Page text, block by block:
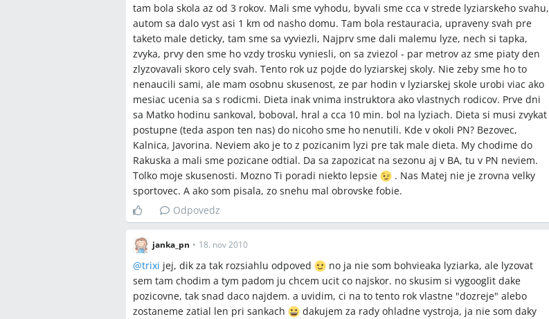
tam bola skola az od 3 rokov. Mali sme vyhodu, byvali sme cca v strede lyziarskeho svahu,
autom sa dalo vyst asi 1 km od nasho domu. Tam bola restauracia, upraveny svah pre
taketo male deticky, tam sme sa vyviezli, Najprv sme dali malemu lyze, nech si tapka,
zvyka, prvy den sme ho vzdy trosku vyniesli, on sa zviezol - par metrov az sme piaty den
zlyzovavali skoro cely svah. Tento rok uz pojde do lyziarskej skoly. Nie zeby sme ho to
nenaucili sami, ale mam osobnu skusenost, ze par hodin v lyziarskej skole urobi viac ako
mesiac ucenia sa s rodicmi. Dieta inak vnima instruktora ako vlastnych rodicov. Prve dni
sa Matko hodinu sankoval, boboval, hral a cca 10 min. bol na lyziach. Dieta si musi zvykat
postupne (teda aspon ten nas) do nicoho sme ho nenutili. Kde v okoli PN? Bezovec,
Kalnica, Javorina. Neviem ako je to z pozicanim lyzi pre tak male dieta. My chodime do
Rakuska a mali sme pozicane odtial. Da sa zapozicat na sezonu aj v BA, tu v PN neviem.
Tolko moje skusenosti. Mozno Ti poradi niekto lepsie
. Nas Matej nie je zrovna velky
sportovec. A ako som pisala, zo snehu mal obrovske fobie.
Odpovedz
janka_pn • 18. nov 2010
@trixi jej, dik za tak rozsiahlu odpoved
no ja nie som bohvieaka lyziarka, ale lyzovat
sem tam chodim a tym padom ju chcem ucit co najskor. no skusim si vygooglit dake
pozicovne, tak snad daco najdem. a uvidim, ci na to tento rok vlastne "dozreje" alebo
zostaneme zatial len pri sankach
dakujem za rady ohladne vystroja, ja nie som daky